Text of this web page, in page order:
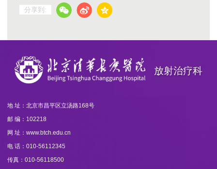
分享到:
放射治疗科
地 址：北京市昌平区立汤路168号
邮 编：102218
网 址：www.btch.edu.cn
电 话：010-56112345
传真：010-56118500